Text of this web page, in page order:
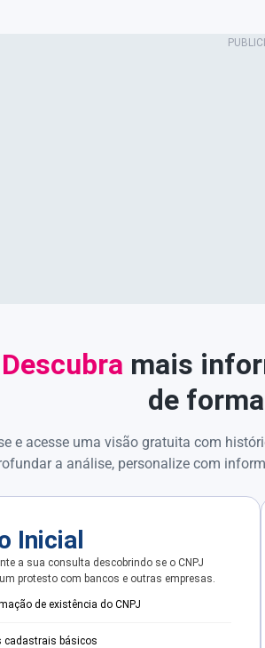
Descubra mais
de
e acesse uma visão gratuita com
a análise, personalize com
Inicial
a sua consulta descobrindo se o CNPJ
protesto com bancos e outras empresas.
de existência do CNPJ
cadastrais básicos